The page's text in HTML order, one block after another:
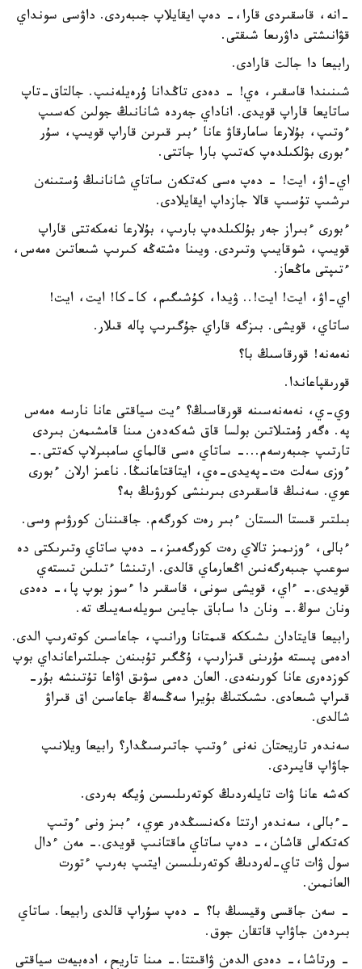
-انە، قاسقىردى قارا،- دەپ ايقايلاپ جىبەردى. داۋسى سونداي
قۋانىشتى داۋرىعا شىقتى.
رابيعا دا جالت قارادى.
شىنىندا قاسقىر، ەي! - دەدى تاڭدانا ۇرەيلەنىپ. جالتاق-تاپ
ساتايعا قاراپ قويدى. اناداي جەردە شانانىڭ جولىن كەسىپ
ءوتىپ، بۇلارعا سامارقاۋ عانا ءبىر قىرىن قاراپ قويىپ، سۇر
ءبورى بۋلكىلدەپ كەتىپ بارا جاتتى.
اي-اۋ، ايت! - دەپ ەسى كەتكەن ساتاي شانانىڭ ۇستىنەن
ىرشىپ تۇسىپ قالا جازداپ ايقايلادى.
ءبورى ءبىراز جەر بۇلكىلدەپ بارىپ، بۇلارعا نەمكەتتى قاراپ
قويىپ، شوقايىپ وتىردى. ويىنا ەشتەڭە كىرىپ شىعاتىن ەمەس،
ءتىپتى ماڭعاز.
اي-اۋ، ايت! ايت!.. ۋيدا، كۇشىگىم، كا-كا! ايت، ايت!
ساتاي، قويشى. بىزگە قاراي جۇگىرىپ پالە قىلار.
نەمەنە! قورقاسىڭ با؟
قورىقپاعاندا.
وي-ي، نەمەنەسىنە قورقاسىڭ؟ ءيت سياقتى عانا نارسە ەمەس
پە. ەگەر ۇمتىلاتىن بولسا قاق شەكەدەن مىنا قامشىمەن بىردى
تارتىپ جىبەرسەم...- ساتاي ەسى قالماي سامبىرلاپ كەتتى.-
ءوزى سەلت ەت-پەيدى-ەي، ايتاقتاعانىڭا. ناعىز ارلان ءبورى
عوي. سەنىڭ قاسقىردى بىرىنشى كورۋىڭ بە؟
بىلتىر قىستا الىستان ءبىر رەت كورگەم. جاقىننان كورۋىم وسى.
ءبالى، ءوزىمىز تالاي رەت كورگەمىز،- دەپ ساتاي وتىرىكتى دە
سوعىپ جىبەرگەنىن اڭعارماي قالدى. ارتىنشا ءتىلىن تىستەي
قويدى.- ءاي، قويشى سونى، قاسقىر دا ءسوز بوپ پا،- دەدى
ونان سوڭ.- ونان دا ساباق جايىن سويلەسەيىك تە.
رابيعا قايتادان ىشىككە قىمتانا ورانىپ، جاعاسىن كوتەرىپ الدى.
ادەمى پىستە مۇرىنى قىزارىپ، ۇڭگىر تۇبىنەن جىلتىراعانداي بوپ
كوزدەرى عانا كورىنەدى. العان دەمى سۋىق اۋاعا تۇتىنشە بۇر-
قىراپ شىعادى. ىشىكتىڭ بۇيرا سەڭسەڭ جاعاسىن اق قىراۋ
شالدى.
سەندەر تاريحتان نەنى ءوتىپ جاتىرسىڭدار؟ رابيعا ويلانىپ
جاۋاپ قايىردى.
كەشە عانا ۋات تايلەردىڭ كوتەرىلىسىن ۇيگە بەردى.
-ءبالى، سەندەر ارتتا ەكەنسىڭدەر عوي، ءبىز ونى ءوتىپ
كەتكەلى قاشان،- دەپ ساتاي ماقتانىپ قويدى.- مەن ءدال
سول ۋات تاي-لەردىڭ كوتەرىلىسىن ايتىپ بەرىپ ءتورت
العانمىن.
- سەن جاقسى وقيسىڭ با؟ - دەپ سۇراپ قالدى رابيعا. ساتاي
بىردەن جاۋاپ قاتقان جوق.
- ورتاشا،- دەدى الدەن ۋاقىتتا.- مىنا تاريح، ادەبيەت سياقتى